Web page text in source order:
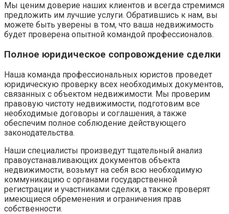
Мы ценим доверие наших клиентов и всегда стремимся
предложить им лучшие услуги. Обратившись к нам, вы
можете быть уверены в том, что ваша недвижимость
будет проверена опытной командой профессионалов.
Полное юридическое сопровождение сделки
Наша команда профессиональных юристов проведет
юридическую проверку всех необходимых документов,
связанных с объектом недвижимости. Мы проверим
правовую чистоту недвижимости, подготовим все
необходимые договоры и соглашения, а также
обеспечим полное соблюдение действующего
законодательства.
Наши специалисты произведут тщательный анализ
правоустанавливающих документов объекта
недвижимости, возьмут на себя всю необходимую
коммуникацию с органами государственной
регистрации и участниками сделки, а также проверят
имеющиеся обременения и ограничения прав
собственности.